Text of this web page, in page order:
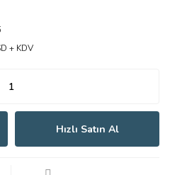
+ KDV
Hızlı Satın Al